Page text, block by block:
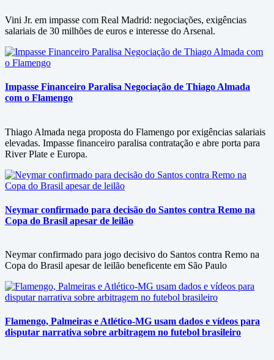
Vini Jr. em impasse com Real Madrid: negociações, exigências
salariais de 30 milhões de euros e interesse do Arsenal.
Impasse Financeiro Paralisa Negociação de Thiago Almada
com o Flamengo
Thiago Almada nega proposta do Flamengo por exigências salariais
elevadas. Impasse financeiro paralisa contratação e abre porta para
River Plate e Europa.
Neymar confirmado para decisão do Santos contra Remo na
Copa do Brasil apesar de leilão
Neymar confirmado para jogo decisivo do Santos contra Remo na
Copa do Brasil apesar de leilão beneficente em São Paulo
Flamengo, Palmeiras e Atlético-MG usam dados e vídeos para
disputar narrativa sobre arbitragem no futebol brasileiro